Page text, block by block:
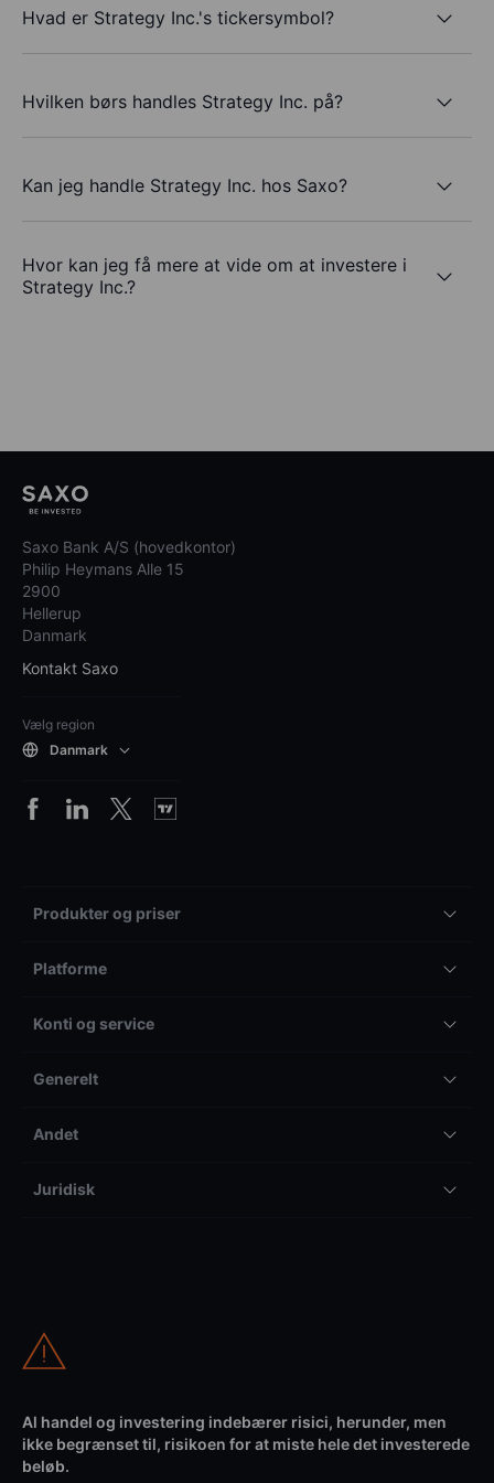
Hvad er Strategy Inc.'s tickersymbol?
Hvilken børs handles Strategy Inc. på?
Kan jeg handle Strategy Inc. hos Saxo?
Hvor kan jeg få mere at vide om at investere i
Strategy Inc.?
Saxo Bank A/S (hovedkontor)
Philip Heymans Alle 15
2900
Hellerup
Danmark
Kontakt Saxo
Vælg region
Danmark
Produkter og priser
Platforme
Konti og service
Generelt
Andet
Juridisk
Al handel og investering indebærer risici, herunder, men
ikke begrænset til, risikoen for at miste hele det investerede
beløb.